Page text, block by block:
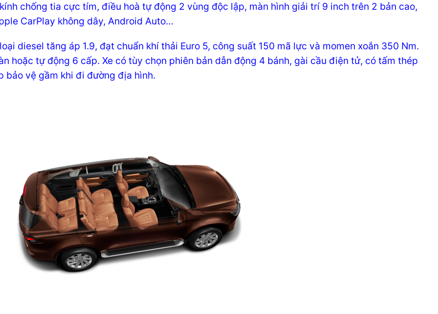
chống tia cực tím, điều hoà tự động 2 vùng độc lập, màn hình giải trí 9 inch trên 2 bản cao,
CarPlay không dây, Android Auto…
diesel tăng áp 1.9, đạt chuẩn khí thải Euro 5, công suất 150 mã lực và momen xoắn 350 Nm.
hoặc tự động 6 cấp. Xe có tùy chọn phiên bản dẫn động 4 bánh, gài cầu điện tử, có tấm thép
bảo vệ gầm khi đi đường địa hình.